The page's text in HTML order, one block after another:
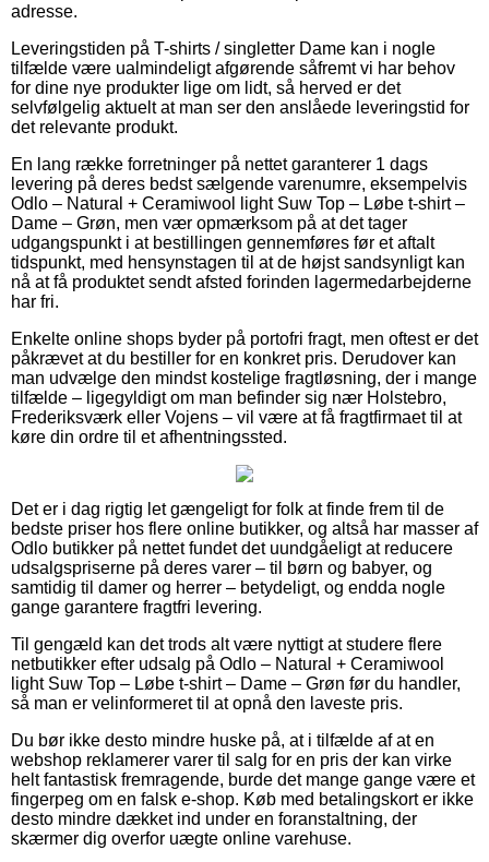
adresse.
Leveringstiden på T-shirts / singletter Dame kan i nogle
tilfælde være ualmindeligt afgørende såfremt vi har behov
for dine nye produkter lige om lidt, så herved er det
selvfølgelig aktuelt at man ser den anslåede leveringstid for
det relevante produkt.
En lang række forretninger på nettet garanterer 1 dags
levering på deres bedst sælgende varenumre, eksempelvis
Odlo – Natural + Ceramiwool light Suw Top – Løbe t-shirt –
Dame – Grøn, men vær opmærksom på at det tager
udgangspunkt i at bestillingen gennemføres før et aftalt
tidspunkt, med hensynstagen til at de højst sandsynligt kan
nå at få produktet sendt afsted forinden lagermedarbejderne
har fri.
Enkelte online shops byder på portofri fragt, men oftest er det
påkrævet at du bestiller for en konkret pris. Derudover kan
man udvælge den mindst kostelige fragtløsning, der i mange
tilfælde – ligegyldigt om man befinder sig nær Holstebro,
Frederiksværk eller Vojens – vil være at få fragtfirmaet til at
køre din ordre til et afhentningssted.
Det er i dag rigtig let gængeligt for folk at finde frem til de
bedste priser hos flere online butikker, og altså har masser af
Odlo butikker på nettet fundet det uundgåeligt at reducere
udsalgspriserne på deres varer – til børn og babyer, og
samtidig til damer og herrer – betydeligt, og endda nogle
gange garantere fragtfri levering.
Til gengæld kan det trods alt være nyttigt at studere flere
netbutikker efter udsalg på Odlo – Natural + Ceramiwool
light Suw Top – Løbe t-shirt – Dame – Grøn før du handler,
så man er velinformeret til at opnå den laveste pris.
Du bør ikke desto mindre huske på, at i tilfælde af at en
webshop reklamerer varer til salg for en pris der kan virke
helt fantastisk fremragende, burde det mange gange være et
fingerpeg om en falsk e-shop. Køb med betalingskort er ikke
desto mindre dækket ind under en foranstaltning, der
skærmer dig overfor uægte online varehuse.